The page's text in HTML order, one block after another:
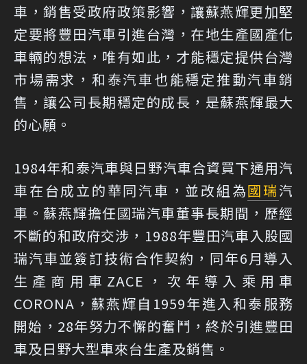
車，銷售受政府政策影響，讓蘇燕輝更加堅
定要將豐田汽車引進台灣，在地生產國產化
車輛的想法，唯有如此，才能穩定提供台灣
市場需求，和泰汽車也能穩定推動汽車銷
售，讓公司長期穩定的成長，是蘇燕輝最大
的心願。
1984年和泰汽車與日野汽車合資買下通用汽
車在台成立的華同汽車，並改組為國瑞汽
車。蘇燕輝擔任國瑞汽車董事長期間，歷經
不斷的和政府交涉，1988年豐田汽車入股國
瑞汽車並簽訂技術合作契約，同年6月導入
生產商用車ZACE，次年導入乘用車
CORONA，蘇燕輝自1959年進入和泰服務
開始，28年努力不懈的奮鬥，終於引進豐田
車及日野大型車來台生產及銷售。